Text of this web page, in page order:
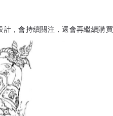
，會持續關注，還會再繼續購買